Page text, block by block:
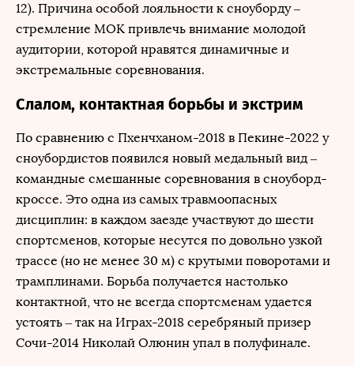
12). Причина особой лояльности к сноуборду –
стремление МОК привлечь внимание молодой
аудитории, которой нравятся динамичные и
экстремальные соревнования.
Слалом, контактная борьбы и экстрим
По сравнению с Пхенчханом-2018 в Пекине-2022 у
сноубордистов появился новый медальный вид –
командные смешанные соревнования в сноуборд-
кроссе. Это одна из самых травмоопасных
дисциплин: в каждом заезде участвуют до шести
спортсменов, которые несутся по довольно узкой
трассе (но не менее 30 м) с крутыми поворотами и
трамплинами. Борьба получается настолько
контактной, что не всегда спортсменам удается
устоять – так на Играх-2018 серебряный призер
Сочи-2014 Николай Олюнин упал в полуфинале.